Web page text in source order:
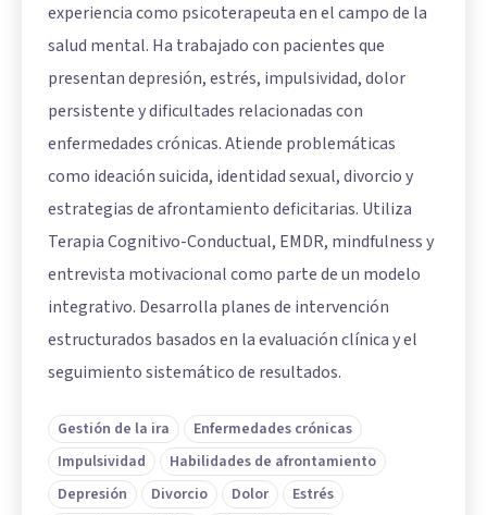
experiencia como psicoterapeuta en el campo de la
salud mental. Ha trabajado con pacientes que
presentan depresión, estrés, impulsividad, dolor
persistente y dificultades relacionadas con
enfermedades crónicas. Atiende problemáticas
como ideación suicida, identidad sexual, divorcio y
estrategias de afrontamiento deficitarias. Utiliza
Terapia Cognitivo-Conductual, EMDR, mindfulness y
entrevista motivacional como parte de un modelo
integrativo. Desarrolla planes de intervención
estructurados basados en la evaluación clínica y el
seguimiento sistemático de resultados.
Gestión de la ira
Enfermedades crónicas
Impulsividad
Habilidades de afrontamiento
Depresión
Divorcio Dolor
Estrés